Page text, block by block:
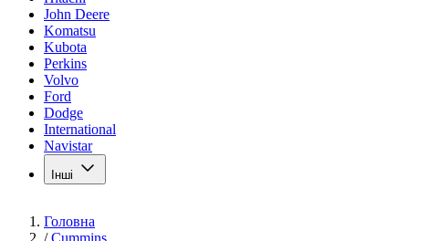
John Deere
Komatsu
Kubota
Perkins
Volvo
Ford
Dodge
International
Navistar
Інші
Головна
/ Cummins